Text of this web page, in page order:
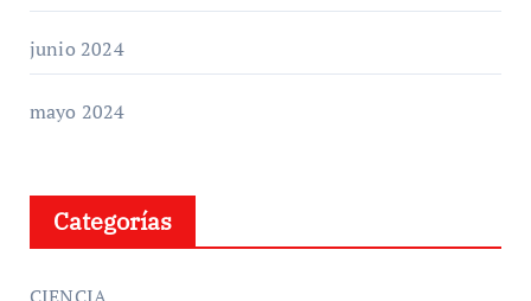
junio 2024
mayo 2024
Categorías
CIENCIA